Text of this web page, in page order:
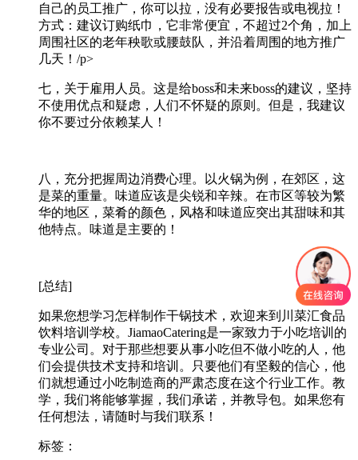
自己的员工推广，你可以拉，没有必要报告或电视拉！
方式：建议订购纸巾，它非常便宜，不超过2个角，加上
周围社区的老年秧歌或腰鼓队，并沿着周围的地方推广
几天！/p>
七，关于雇用人员。这是给boss和未来boss的建议，坚持
不使用优点和疑虑，人们不怀疑的原则。但是，我建议
你不要过分依赖某人！
八，充分把握周边消费心理。以火锅为例，在郊区，这
是菜的重量。味道应该是尖锐和辛辣。在市区等较为繁
华的地区，菜肴的颜色，风格和味道应突出其甜味和其
他特点。味道是主要的！
[总结]
如果您想学习怎样制作干锅技术，欢迎来到川菜汇食品
饮料培训学校。JiamaoCatering是一家致力于小吃培训的
专业公司。对于那些想要从事小吃但不做小吃的人，他
们会提供技术支持和培训。只要他们有坚毅的信心，他
们就想通过小吃制造商的严肃态度在这个行业工作。教
学，我们将能够掌握，我们承诺，并教导包。如果您有
任何想法，请随时与我们联系！
标签：